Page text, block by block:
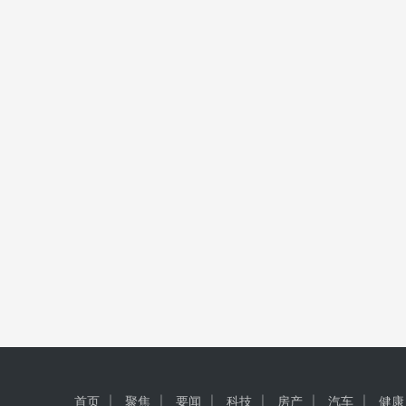
首页 聚焦 要闻 科技 房产 汽车 健康